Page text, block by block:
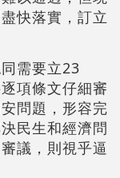
快落實，訂立
需要立23
項條文仔細審
問題，形容完
民生和經濟問
議，則視乎逼